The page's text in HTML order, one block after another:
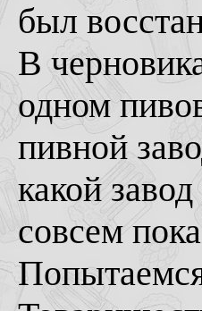
был
В
одном
пивной
какой
совсем